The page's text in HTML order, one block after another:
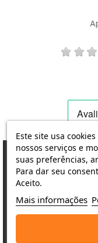
A satisfação
Este site usa
nossos serviços e
suas preferências,
Para dar seu
Aceito.
Mais informações